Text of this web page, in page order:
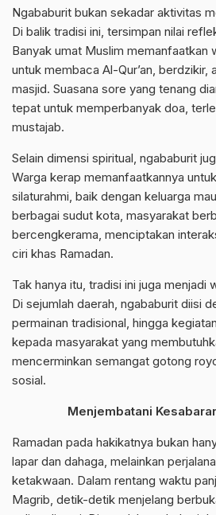
Ngababurit bukan sekadar aktivitas
Di balik tradisi ini, tersimpan nilai
Banyak umat Muslim memanfaatkan
untuk membaca Al-Qur’an, berdzikir,
masjid. Suasana sore yang tenang
tepat untuk memperbanyak doa,
mustajab.
Selain dimensi spiritual, ngababurit
Warga kerap memanfaatkannya
silaturahmi, baik dengan keluarga
berbagai sudut kota, masyarakat
bercengkerama, menciptakan
ciri khas Ramadan.
Tak hanya itu, tradisi ini juga menjadi
Di sejumlah daerah, ngababurit diisi
permainan tradisional, hingga
kepada masyarakat yang
mencerminkan semangat gotong
sosial.
Menjembatani
Ramadan pada hakikatnya bukan
lapar dan dahaga, melainkan
ketakwaan. Dalam rentang waktu
Magrib, detik-detik menjelang